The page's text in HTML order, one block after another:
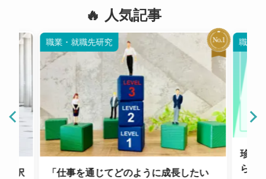
人気記事
選択
職業・就職先研究
「仕事を通じてどのように成長したい
職業
珍し
られ